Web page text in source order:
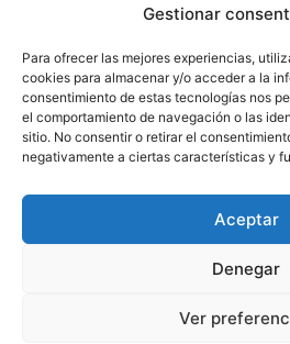
Gestionar
Para ofrecer las mejores experiencias,
cookies para almacenar y/o acceder a la
consentimiento de estas tecnologías nos
el comportamiento de navegación o las
sitio. No consentir o retirar el
negativamente a ciertas características y
Aceptar
Denegar
Ver
app.colfisiocv.com
© Copyright 2026- Ilustre
Fisioterapeutas de la
reserved.